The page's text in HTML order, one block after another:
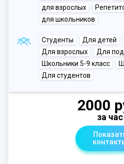
для взрослых
для школьников
Студенты Для детей
Для взрослых
Для
Школьники 5-9 класс
Для студентов
2000
за час